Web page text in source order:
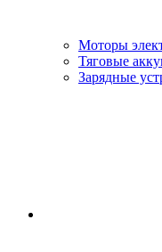
Моторы
Тяговые
Зарядные